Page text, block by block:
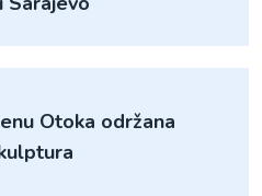
Otoka održana